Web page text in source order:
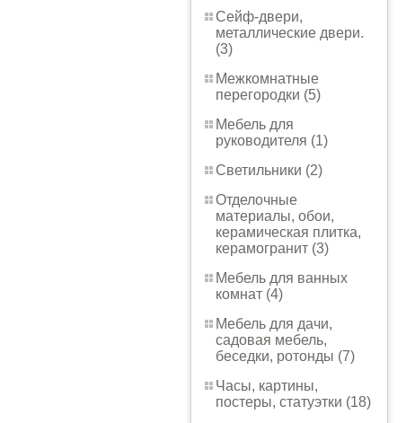
Сейф-двери,
металлические двери.
(3)
Межкомнатные
перегородки (5)
Мебель для
руководителя (1)
Светильники (2)
Отделочные
материалы, обои,
керамическая плитка,
керамогранит (3)
Мебель для ванных
комнат (4)
Мебель для дачи,
садовая мебель,
беседки, ротонды (7)
Часы, картины,
постеры, статуэтки (18)